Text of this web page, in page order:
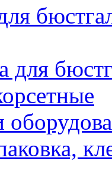
для